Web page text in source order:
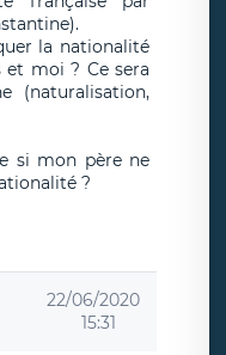
la nationalité
moi ? Ce sera
(naturalisation,
si mon père ne
?
22/06/2020
15:31